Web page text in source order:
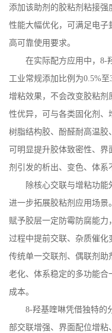
添加该助剂的胶粘剂粘接
性能大幅优化，可满足电
高可靠使用要求。
在实际配方应用中， 8-
工业常规添加比例为0.5%至
增粘效果，不会改变胶粘
性优异，可与各类固化剂、
树脂结构胶、酚醛耐高温胶
可明显提升胶体致密性、
剂引发的析出、变色、体系
除核心交联与增粘功能
进一步拓展胶粘剂应用场景
赋予胶层一定防霉防腐能
过程中提前交联、杂质催
传统单一交联剂、偶联剂
老化、体系稳定的多功能合
成本。
8-羟基喹啉凭借独特的
部交联增强、界面配位增粘